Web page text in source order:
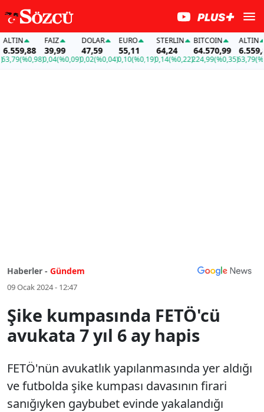
(%0,98)
FAİZ
39,99
0,04(%0,09)
DOLAR
47,59
0,02(%0,04)
EURO
55,11
0,10(%0,19)
STERLIN
64,24
0,14(%0,22)
BITCOIN
64.570,99
224,99(%0,35)
ALTIN
6.559,88
63,79(%0,98)
Haberler - Gündem
09 Ocak 2024 - 12:47
Şike kumpasında FETÖ'cü
avukata 7 yıl 6 ay hapis
FETÖ'nün avukatlık yapılanmasında yer aldığı
ve futbolda şike kumpası davasının firari
sanığıyken gaybubet evinde yakalandığı